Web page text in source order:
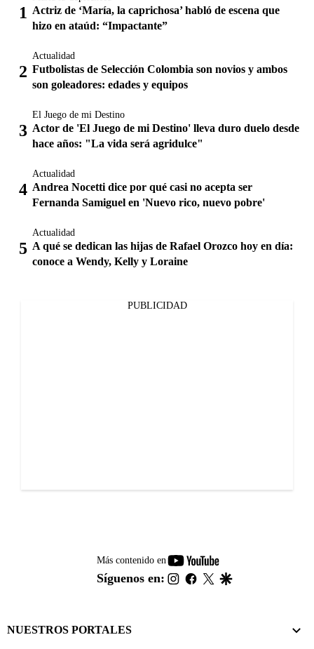
Actriz de ‘María, la caprichosa’ habló de escena que
hizo en ataúd: “Impactante”
Actualidad
Futbolistas de Selección Colombia son novios y ambos
son goleadores: edades y equipos
El Juego de mi Destino
Actor de 'El Juego de mi Destino' lleva duro duelo desde
hace años: "La vida será agridulce"
Actualidad
Andrea Nocetti dice por qué casi no acepta ser
Fernanda Samiguel en 'Nuevo rico, nuevo pobre'
Actualidad
A qué se dedican las hijas de Rafael Orozco hoy en día:
conoce a Wendy, Kelly y Loraine
PUBLICIDAD
Más contenido en
youtube-
footer
Síguenos en: instagram
facebook
twitter
NUESTROS PORTALES